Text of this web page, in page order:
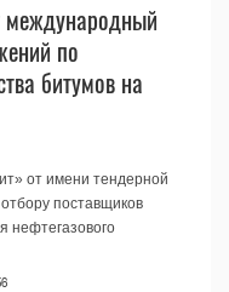
международный
по
битумов на
от имени тендерной
поставщиков
нефтегазового